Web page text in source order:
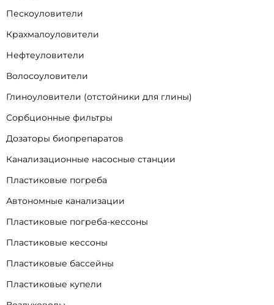
Пескоуловители
Крахмалоуловители
Нефтеуловители
Волосоуловители
Глиноуловители (отстойники для глины)
Сорбционные фильтры
Дозаторы биопрепаратов
Канализационные насосные станции
Пластиковые погреба
Автономные канализации
Пластиковые погреба-кессоны
Пластиковые кессоны
Пластиковые бассейны
Пластиковые купели